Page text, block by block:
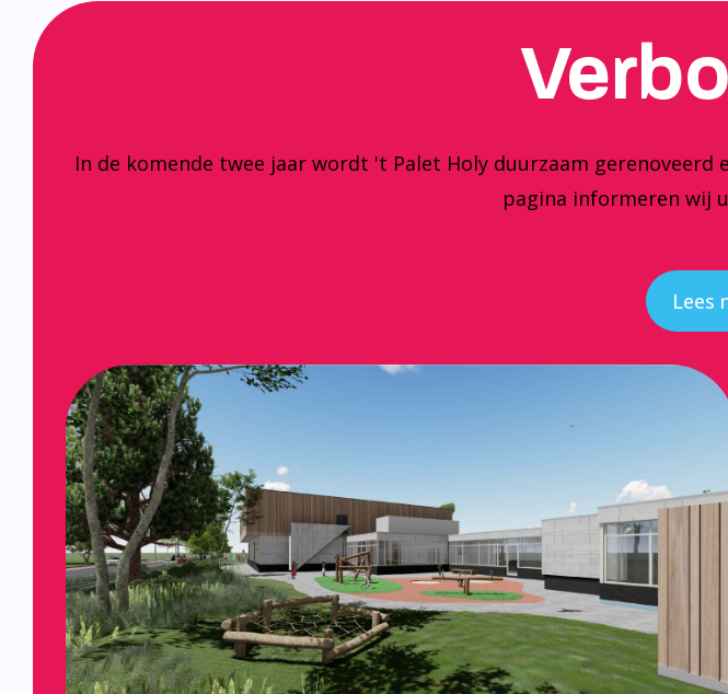
In de komende twee jaar wordt 't Palet Holy duurzaam
pagina informeren wij
Lees